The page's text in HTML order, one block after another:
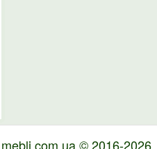
mebli.com.ua © 2016-2026